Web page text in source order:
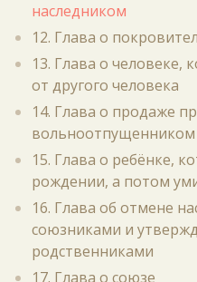
наследником
12. Глава о
13. Глава о человеке,
от другого человека
14. Глава о продаже
вольноотпущенником
15. Глава о ребёнке,
рождении, а потом
16. Глава об отмене
союзниками и
родственниками
17. Глава о союзе